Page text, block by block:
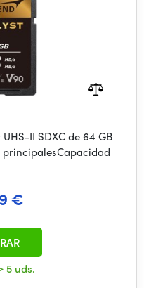
II SDXC de 64 GB
€
5 uds.